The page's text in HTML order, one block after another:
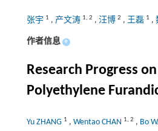
张宇 1 , 产文涛 1, 2 , 汪博 2 , 王磊 1 ,
作者信息 +
Research Progress
Polyethylene
Yu ZHANG 1 , Wentao CHAN 1, 2 , Bo